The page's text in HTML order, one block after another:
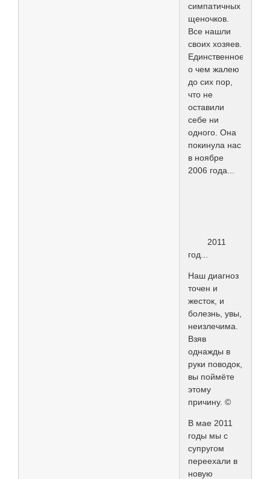
симпатичных
щеночков.
Все нашли
своих хозяев.
Единственное,
о чем жалею
до сих пор,
что не
оставили
себе ни
одного. Она
покинула нас
в ноябре
2006 года...
2011
год...
Наш диагноз
точен и
жесток, и
болезнь, увы,
неизлечима.
Взяв
однажды в
руки поводок,
вы поймёте
этому
причину. ©
В мае 2011
годы мы с
супругом
переехали в
новую